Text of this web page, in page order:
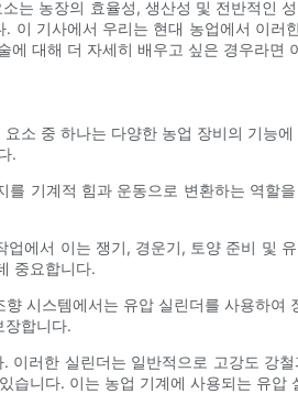
는 농장의 효율성, 생산성 및 전반적인
기사에서 우리는 현대 농업에서 이러
대해 더 자세히 배우고 싶은 경우라면
소 중 하나는 다양한 농업 장비의 기능
.
기계적 힘과 운동으로 변환하는 역할
에서 이는 쟁기, 경운기, 토양 준비 및
중요합니다.
시스템에서는 유압 실린더를 사용하여
장합니다.
러한 실린더는 일반적으로 고강도 강
니다. 이는 농업 기계에 사용되는 유압